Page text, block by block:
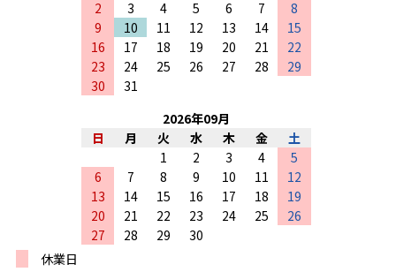
2
3 4 5 6 7
8
9
10 11 12 13 14
15
16
17 18 19 20 21
22
23
24 25 26 27 28
29
30
31
2026年09月
日
月 火 水 木 金
土
1
2 3 4
5
6
7 8 9 10 11
12
13
14 15 16 17 18
19
20
21 22 23 24 25
26
27
28 29
30
休業日